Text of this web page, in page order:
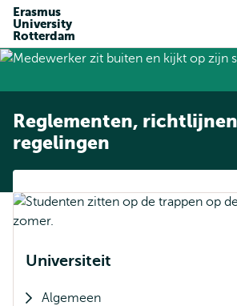
Erasmus
University
Rotterdam
Reglementen,
regelingen
Universiteit
Algemeen